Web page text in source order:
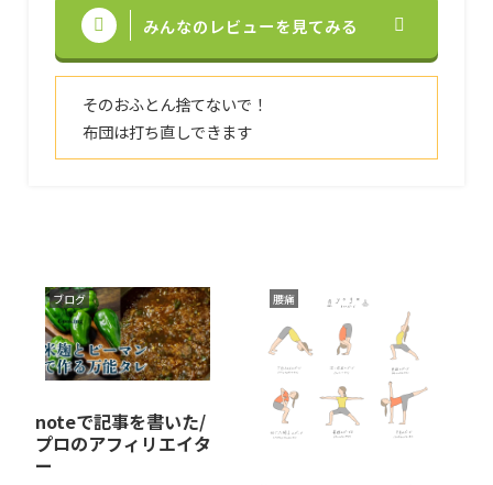
みんなのレビューを見てみる
そのおふとん捨てないで！
布団は打ち直しできます
ブログ
noteで記事を書いた/
プロのアフィリエイタ
ー
腰痛